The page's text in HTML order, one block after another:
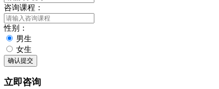
咨询课程：
性别：
男生
女生
立即咨询